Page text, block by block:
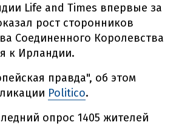
Life and Times впервые за
рост сторонников
Соединенного Королевства
к Ирландии.
правда", об этом
Politico.
опрос 1405 жителей